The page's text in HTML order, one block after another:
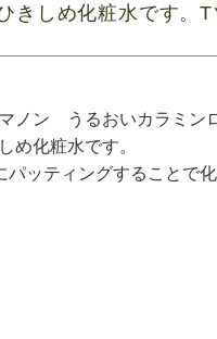
きしめ化粧水です。
ノン うるおいカラミン
め化粧水です。
パッティングすることで